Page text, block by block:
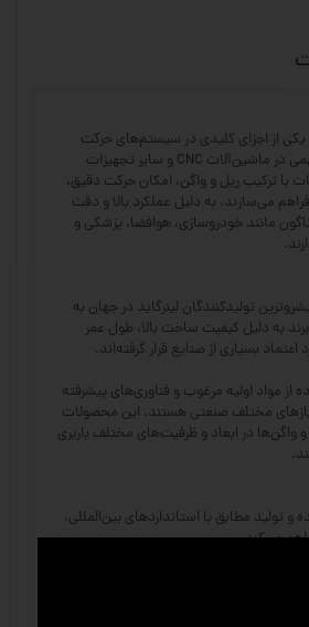
یکی از اجزای کلیدی در سیستم‌های حرکت
خطی است که نقش بسیار مهمی در ماشین‌آلات CNC و سایر تجهیزات
با ترکیب ریل و واگن، امکان حرکت دقیق،
می‌سازند. به دلیل عملکرد بالا و دقت
مانند خودروسازی، هوافضا، پزشکی و
تولیدکنندگان لینرگاید در جهان به
به دلیل کیفیت ساخت بالا، طول عمر
بسیاری از صنایع قرار گرفته‌اند.
از مواد اولیه مرغوب و فناوری‌های پیشرفته
مختلف صنعتی هستند. این محصولات
در ابعاد و ظرفیت‌های مختلف باربری
تولید مطابق با استانداردهای بین‌المللی،
می‌کند.